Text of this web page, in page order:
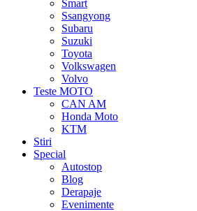
Smart
Ssangyong
Subaru
Suzuki
Toyota
Volkswagen
Volvo
Teste MOTO
CAN AM
Honda Moto
KTM
Stiri
Special
Autostop
Blog
Derapaje
Evenimente